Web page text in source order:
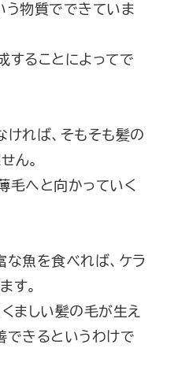
う物質でできていま
することによってで
ければ、そもそも髪の
ん。
毛へと向かっていく
な魚を食べれば、ケラ
す。
ましい髪の毛が生え
できるというわけで